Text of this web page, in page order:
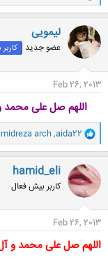
ا
ک
ن
ش
ه
ا
لیمویی
عضو جدید
Feb 26, 2013
اللهم صل علی
و
ا
ک
ن
ش
ه
ا
aida22
,
arch
hamid_eli
کاربر بیش فعال
Feb 26, 2013
اللهم صل علی محمد و